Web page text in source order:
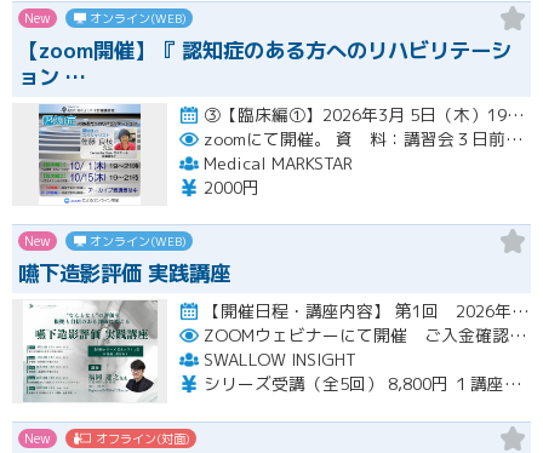
New オンライン(WEB)
【zoom開催】『 認知症のある方へのリハビリテーシ
ョン …
③【臨床編①】2026年3月 5日（木）19:00〜21:00（アーカイブ配信１ヶ月間） ④【臨床編②】2026年…開催
zoomにて開催。
資 料：講習会３日前までに、PDFデータまたはGoogleドライブにてお送りいたします。
Medical MARKSTAR
2000円
New オンライン(WEB)
嚥下造影評価 実践講座
【開催日程・講座内容】 第1回 2026年10月31日（土）19：00～20：30（見逃し配信視聴期間：2026…開催
ZOOMウェビナーにて開催 ご入金確認後メールにてURLをお知らせいたします
SWALLOW INSIGHT
シリーズ受講（全5回） 8,800円 １講座ごと 2,200円
New オフライン(対面)